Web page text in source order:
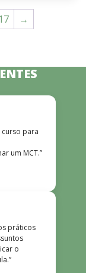
17 →
para
um MCT.”
práticos
o